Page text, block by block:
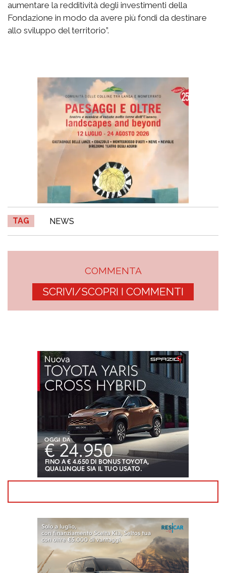
aumentare la redditività degli investimenti della
Fondazione in modo da avere più fondi da destinare
allo sviluppo del territorio”.
TAG NEWS
COMMENTA
SCRIVI/SCOPRI I COMMENTI